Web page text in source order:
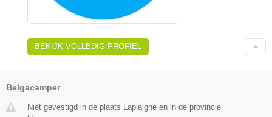
BEKIJK VOLLEDIG PROFIEL
Belgacamper
Niet gevestigd in de plaats Laplaigne en in de provincie